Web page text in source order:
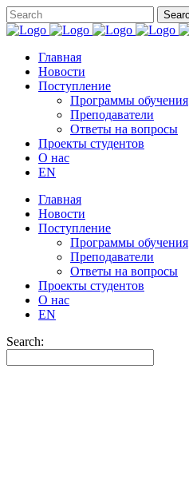
Главная
Новости
Поступление
Программы обучения
Преподаватели
Ответы на вопросы
Проекты студентов
О нас
EN
Главная
Новости
Поступление
Программы обучения
Преподаватели
Ответы на вопросы
Проекты студентов
О нас
EN
Search: